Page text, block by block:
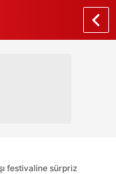
festivaline sürpriz